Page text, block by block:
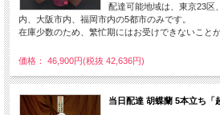
配達可能地域は、東京23区
内、大阪市内、福岡市内の5都市のみです。
在庫少数のため、繁忙期にはお受けできないことが
価格： 46,900円(税抜 42,636円)
当日配達 胡蝶蘭 5本立ち「